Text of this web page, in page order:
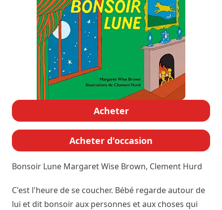
Acheter
Acheter d'occasion
Bonsoir Lune Margaret Wise Brown, Clement Hurd
C'est l'heure de se coucher. Bébé regarde autour de
lui et dit bonsoir aux personnes et aux choses qui